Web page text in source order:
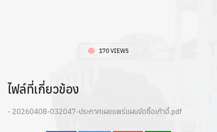
170 VIEWS
ไฟล์ที่เกี่ยวข้อง
- 20260408-032047-ประกาศเผยแพร่แผนจัดซื้อเก้าอี้.pdf